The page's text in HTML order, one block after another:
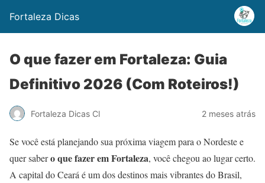
Fortaleza Dicas
O que fazer em Fortaleza: Guia
Definitivo 2026 (Com Roteiros!)
Fortaleza Dicas Cl 2 meses atrás
Se você está planejando sua próxima viagem para o Nordeste e
quer sabero que fazer em Fortaleza, você chegou ao lugar certo.
A capital do Ceará é um dos destinos mais vibrantes do Brasil,